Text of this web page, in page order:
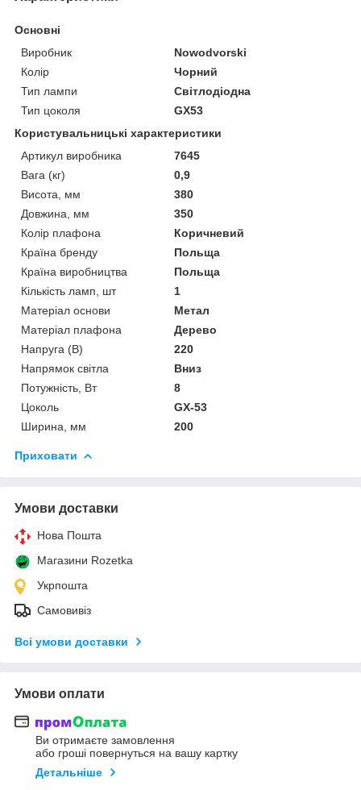
Основні
Виробник
Nowodvorski
Колір
Чорний
Тип лампи
Світлодіодна
Тип цоколя
GX53
Користувальницькі характеристики
Артикул виробника
7645
Вага (кг)
0,9
Висота, мм
380
Довжина, мм
350
Колір плафона
Коричневий
Країна бренду
Польща
Країна виробництва
Польща
Кількість ламп, шт
1
Матеріал основи
Метал
Матеріал плафона
Дерево
Напруга (В)
220
Напрямок світла
Вниз
Потужність, Вт
8
Цоколь
GX-53
Ширина, мм
200
Приховати
Умови доставки
Нова Пошта
Магазини Rozetka
Укрпошта
Самовивіз
Всі умови доставки
Умови оплати
Ви отримаєте замовлення
або гроші повернуться на вашу картку
Детальніше